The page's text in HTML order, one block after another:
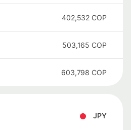
402,532 COP
503,165 COP
603,798 COP
JPY